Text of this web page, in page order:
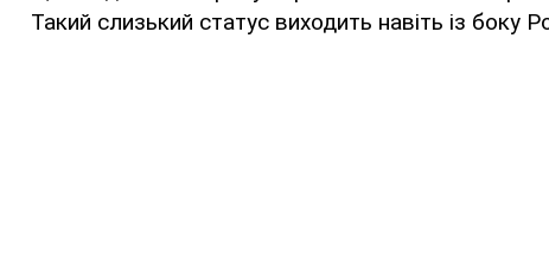
Такий слизький статус виходить навіть із боку